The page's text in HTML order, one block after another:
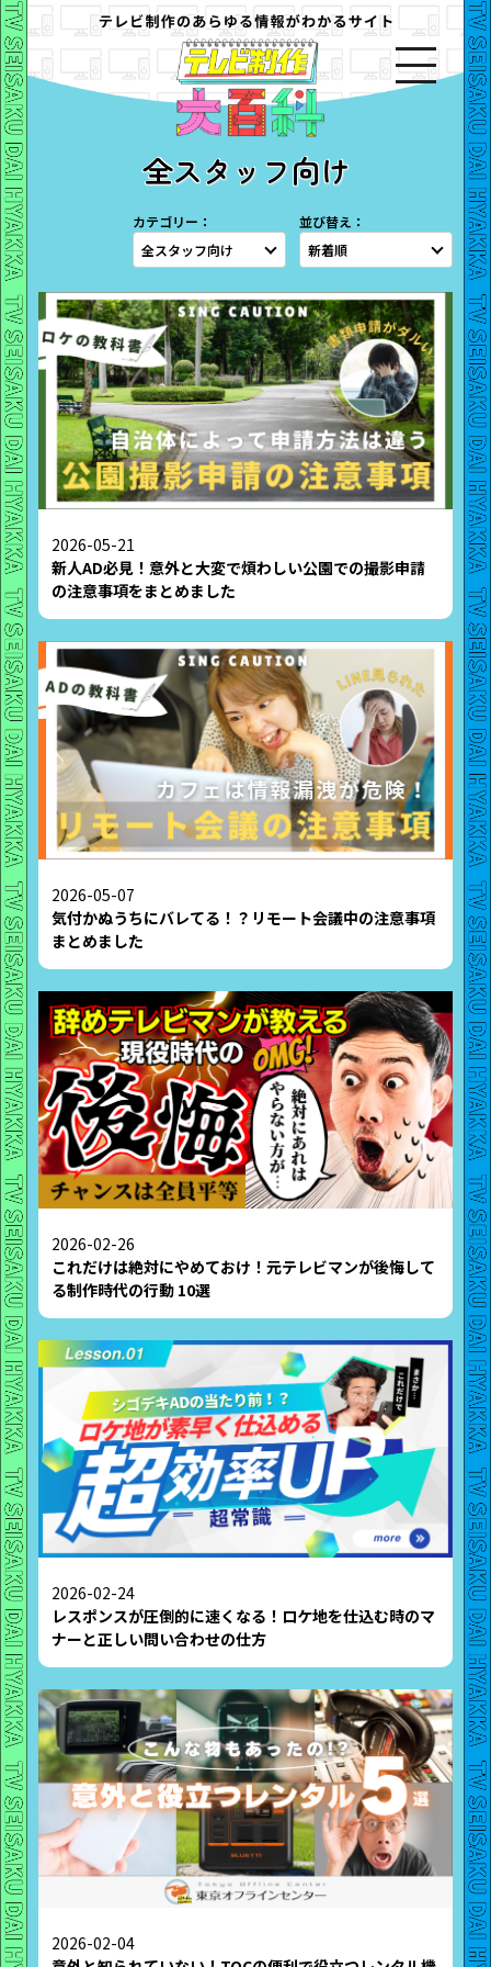
全スタッフ向け
カテゴリー：
全スタッフ向け
並び替え：
新着順
2026-05-21
新人AD必見！意外と大変で煩わしい公園での撮影申請
の注意事項をまとめました
2026-05-07
気付かぬうちにバレてる！？リモート会議中の注意事項
まとめました
2026-02-26
これだけは絶対にやめておけ！元テレビマンが後悔して
る制作時代の行動 10選
2026-02-24
レスポンスが圧倒的に速くなる！ロケ地を仕込む時のマ
ナーと正しい問い合わせの仕方
2026-02-04